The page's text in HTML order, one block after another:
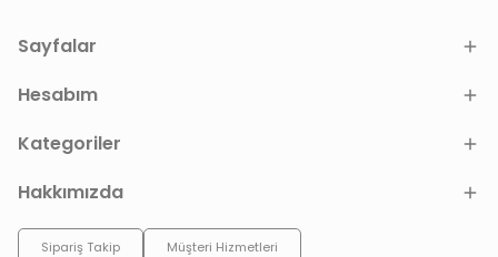
Sayfalar
Hesabım
Kategoriler
Hakkımızda
Sipariş Takip Müşteri Hizmetleri